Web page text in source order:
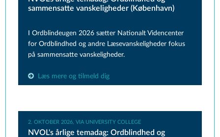
sammensatte vanskeligheder (København)
I Ordblindeugen 2026 sætter Nationalt Videncenter
for Ordblindhed og andre Læsevanskeligheder fokus
på sammensatte vanskeligheder.
Læs mere og tilmeld dig
2. OKTOBER 2026, VIA UNIVERSITY COLLEGE
NVOL's årlige temadag: Ordblindhed og